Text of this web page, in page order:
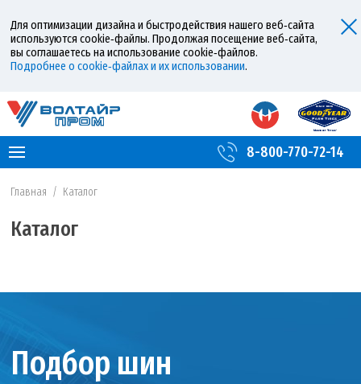
Для оптимизации дизайна и быстродействия нашего веб‑сайта
используются cookie‑файлы. Продолжая посещение веб‑сайта,
вы соглашаетесь на использование cookie‑файлов.
Подробнее о cookie‑файлах и их использовании.
8-800-770-72-14
Главная / Каталог
Каталог
Подбор шин